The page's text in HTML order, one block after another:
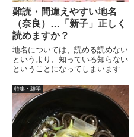
難読・間違えやすい地名
（奈良）…「新子」正しく
読めますか？
地名については、読める読めない
というより、知っている知らない
ということになってしまいます。
名がありますが、正しく読めます
か？答えは本文でお願いします。
知らないと読めませんよね？
特集・雑学